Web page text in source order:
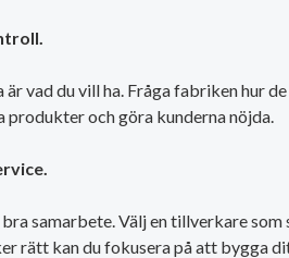
vad du vill ha. Fråga fabriken hur
och göra kunderna nöjda.
samarbete. Välj en tillverkare som
rätt kan du fokusera på att bygga